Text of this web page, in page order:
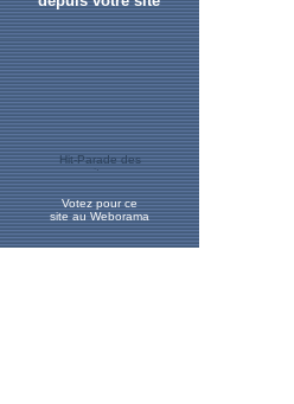
Votez pour ce
site au Weborama